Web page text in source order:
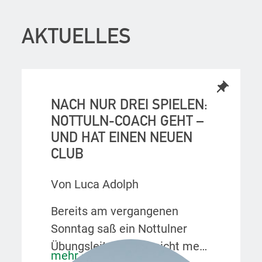
AKTUELLES
NACH NUR DREI SPIELEN:
NOTTULN-COACH GEHT –
UND HAT EINEN NEUEN
CLUB
Von Luca Adolph
Bereits am vergangenen
Sonntag saß ein Nottulner
Übungsleiter schon nicht mehr
mehr »